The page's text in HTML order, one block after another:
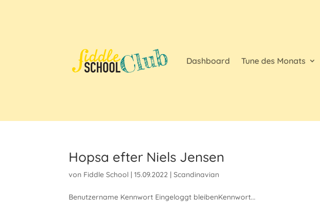
Dashboard Tune des Monats
Hopsa efter Niels Jensen
von Fiddle School |15.09.2022 |Scandinavian
Benutzername Kennwort Eingeloggt bleibenKennwort...